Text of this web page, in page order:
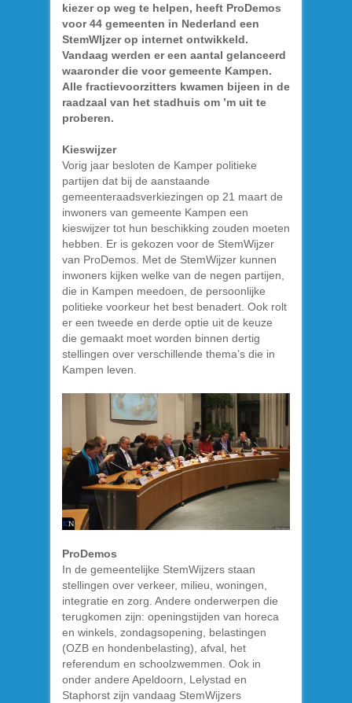
kiezer op weg te helpen, heeft ProDemos
voor 44 gemeenten in Nederland een
StemWIjzer op internet ontwikkeld.
Vandaag werden er een aantal gelanceerd
waaronder die voor gemeente Kampen.
Alle fractievoorzitters kwamen bijeen in de
raadzaal van het stadhuis om ’m uit te
proberen.
Kieswijzer
Vorig jaar besloten de Kamper politieke
partijen dat bij de aanstaande
gemeenteraadsverkiezingen op 21 maart de
inwoners van gemeente Kampen een
kieswijzer tot hun beschikking zouden moeten
hebben. Er is gekozen voor de StemWijzer
van ProDemos. Met de StemWijzer kunnen
inwoners kijken welke van de negen partijen,
die in Kampen meedoen, de persoonlijke
politieke voorkeur het best benadert. Ook rolt
er een tweede en derde optie uit de keuze
die gemaakt moet worden binnen dertig
stellingen over verschillende thema’s die in
Kampen leven.
ProDemos
In de gemeentelijke StemWijzers staan
stellingen over verkeer, milieu, woningen,
integratie en zorg. Andere onderwerpen die
terugkomen zijn: openingstijden van horeca
en winkels, zondagsopening, belastingen
(OZB en hondenbelasting), afval, het
referendum en schoolzwemmen. Ook in
onder andere Apeldoorn, Lelystad en
Staphorst zijn vandaag StemWijzers